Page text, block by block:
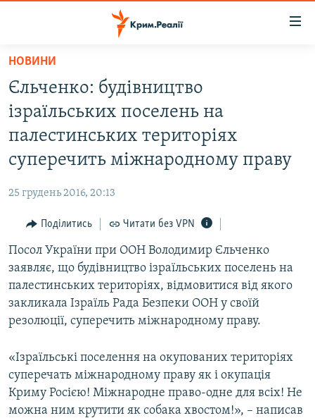
Перейти
основного
матеріалу
Перейти
до
основної
Перейти
пошуку
ВІДЕО ТА ФОТО
ПОГЛЯД
ІНТЕРВ'Ю
ВСЕ ЗА ДЕНЬ
СПЕЦПРОЕКТИ
ДЕПОРТАЦІЯ
ВІДЕОУРОКИ «ELIFBE»
СВІДЧЕННЯ ОКУПАЦІЇ
УКРАЇНСЬКА ПРОБЛЕМА КРИМУ
ІНФОГРАФІКА
ЯК ОБІЙТИ БЛОКУВАННЯ
Qırımtatar
НОВИНИ
Єльченко: будівництво
ізраїльських поселень на
палестинських територіях
суперечить міжнародному праву
25 грудень 2016, 20:13
Поділитись Читати без VPN
Посол України при ООН Володимир Єльченко
заявляє, що будівництво ізраїльських поселень на
палестинських територіях, відмовитися від якого
закликала Ізраїль Рада Безпеки ООН у своїй
резолюції, суперечить міжнародному праву.
«Ізраїльські поселення на окупованих територіях
суперечать міжнародному праву як і окупація
Криму Росією! Міжнародне право-одне для всіх! Не
можна ним крутити як собака хвостом!», – написав